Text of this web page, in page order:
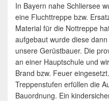
In Bayern nahe Schliersee
eine Fluchttreppe bzw.
Material für die Nottreppe
aufgebaut wurde diese
unsere Gerüstbauer. Die
an einer Hauptschule und
Brand bzw. Feuer
Treppenstufen erfüllen die
Bauordnung. Ein